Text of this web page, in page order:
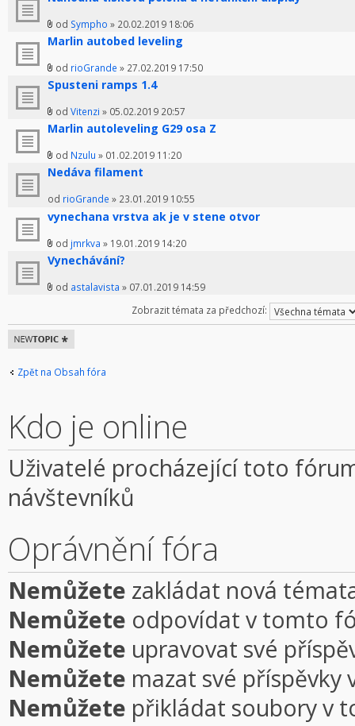
od Sympho » 20.02.2019 18:06
Marlin autobed leveling
od rioGrande » 27.02.2019 17:50
Spusteni ramps 1.4
od Vitenzi » 05.02.2019 20:57
Marlin autoleveling G29 osa Z
od Nzulu » 01.02.2019 11:20
Nedáva filament
od rioGrande » 23.01.2019 10:55
vynechana vrstva ak je v stene otvor
od jmrkva » 19.01.2019 14:20
Vynechávání?
od astalavista » 07.01.2019 14:59
Zobrazit témata za předchozí:
Odeslat nové
téma
Zpět na Obsah fóra
Kdo je online
Uživatelé procházející toto
návštevníků
Oprávnění fóra
Nemůžete zakládat nová
Nemůžete odpovídat v tomto
Nemůžete upravovat své
Nemůžete mazat své
Nemůžete přikládat soubory v